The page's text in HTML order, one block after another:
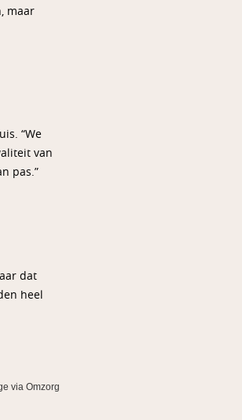
maar
“We
van
pas.”
dat
heel
via Omzorg